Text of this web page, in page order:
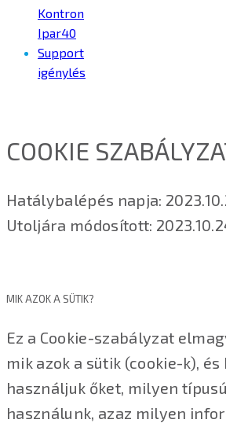
Kontron
Ipar40
Support
igénylés
COOKIE
Hatálybalépés napja:
Utoljára módosított:
MIK AZOK A SÜTIK?
Ez a Cookie-szabályzat
mik azok a sütik (cookie-k), és
használjuk őket, milyen
használunk, azaz milyen